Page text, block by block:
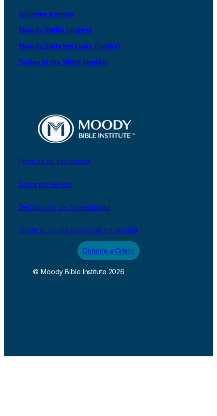
Quiénes somos
Moody Radio (inglés)
Moody Bible Institute (inglés)
Today in the Word (inglés)
Políticas de privacidad
Términos de uso
Declaración de Accesibilidad
Ajuste su configuración de privacidad
Conoce a Cristo
© Moody Bible Institute 2026